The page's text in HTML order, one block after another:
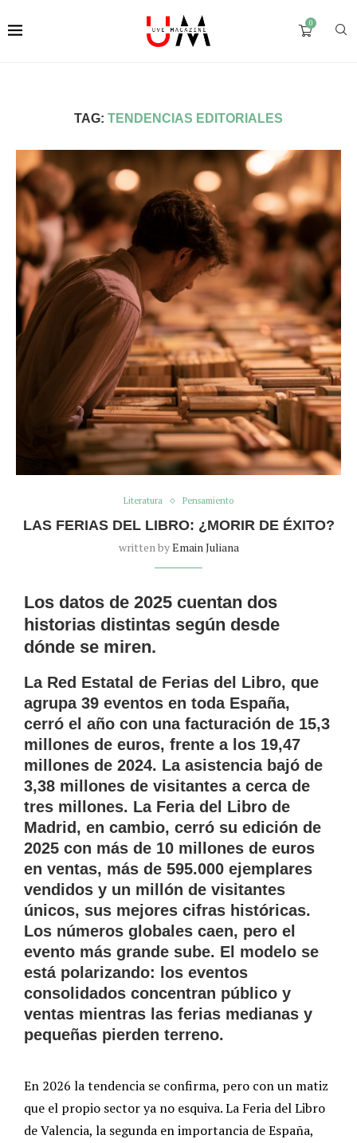
0
TAG: TENDENCIAS EDITORIALES
Literatura Pensamiento
LAS FERIAS DEL LIBRO: ¿MORIR DE ÉXITO?
written byEmain Juliana
Los datos de 2025 cuentan dos
historias distintas según desde
dónde se miren.
La Red Estatal de Ferias del Libro, que
agrupa 39 eventos en toda España,
cerró el año con una facturación de 15,3
millones de euros, frente a los 19,47
millones de 2024. La asistencia bajó de
3,38 millones de visitantes a cerca de
tres millones. La Feria del Libro de
Madrid, en cambio, cerró su edición de
2025 con más de 10 millones de euros
en ventas, más de 595.000 ejemplares
vendidos y un millón de visitantes
únicos, sus mejores cifras históricas.
Los números globales caen, pero el
evento más grande sube. El modelo se
está polarizando: los eventos
consolidados concentran público y
ventas mientras las ferias medianas y
pequeñas pierden terreno.
En 2026 la tendencia se confirma, pero con un matiz
que el propio sector ya no esquiva. La Feria del Libro
de Valencia, la segunda en importancia de España,